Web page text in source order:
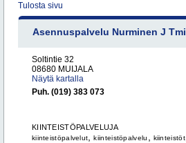
Tulosta sivu
Asennuspalvelu Nurminen J Tmi
Soltintie 32
08680 MUIJALA
Näytä kartalla
Puh. (019) 383 073
KIINTEISTÖPALVELUJA
kiinteistöpalvelut ,kiinteistöpalvelu kiinteistöt,